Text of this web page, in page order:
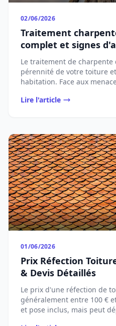
02/06/2026
Traitement
complet et signes
Le traitement de charpente
pérennité de votre toiture
habitation. Face aux
Lire l'article
01/06/2026
Prix Réfection
& Devis Détaillés
Le prix d'une réfection de
généralement entre 100 €
et pose inclus, mais peut